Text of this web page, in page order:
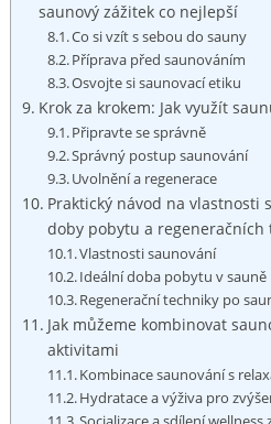
saunový zážitek co nejlepší
Co si vzít s sebou do sauny
Příprava před saunováním
Osvojte si saunovací etiku
Krok za krokem: Jak využít
Připravte se správně
Správný postup saunování
Uvolnění a regenerace
Praktický návod na vlastnosti
doby pobytu a regeneračních
Vlastnosti saunování
Ideální doba pobytu v sauně
Regenerační techniky po
Jak můžeme kombinovat
aktivitami
Kombinace saunování s
Hydratace a výživa pro